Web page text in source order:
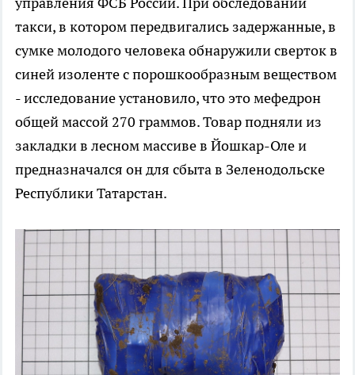
такси, в котором передвигались задержанные, в
сумке молодого человека обнаружили сверток в
синей изоленте с порошкообразным веществом
- исследование установило, что это мефедрон
общей массой 270 граммов. Товар подняли из
закладки в лесном массиве в Йошкар-Оле и
предназначался он для сбыта в Зеленодольске
Республики Татарстан.